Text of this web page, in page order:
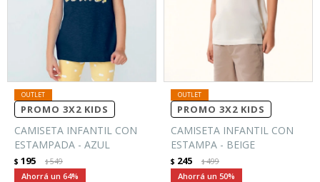
PROMO 3X2 KIDS
CAMISETA INFANTIL CON
ESTAMPADA - AZUL
$ 195 $549
64
PROMO 3X2 KIDS
CAMISETA INFANTIL CON
ESTAMPA - BEIGE
$ 245 $499
50